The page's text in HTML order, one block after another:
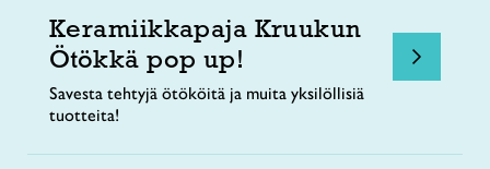
Keramiikkapaja Kruukun
Ötökkä pop up!
Savesta tehtyjä ötököitä ja muita yksilöllisiä
tuotteita!